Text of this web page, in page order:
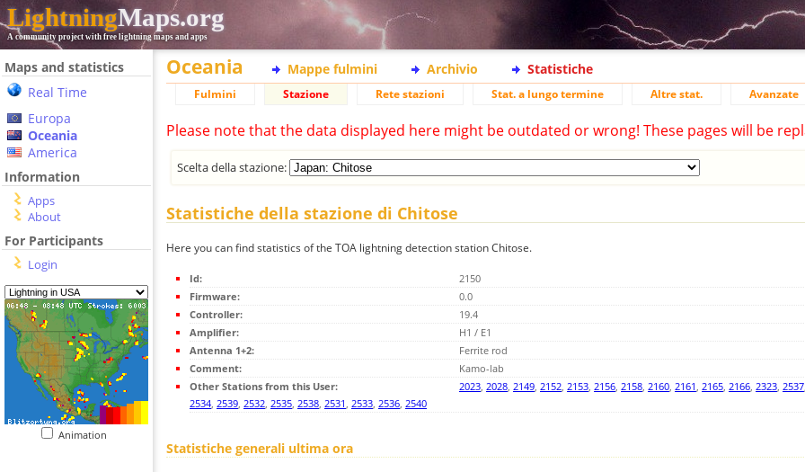
LightningMaps.org
A community project with free lightning maps and apps
Maps and statistics
Real Time
Europa
Oceania
America
Information
Apps
About
For Participants
Login
Animation
Oceania Mappe fulmini Archivio Statistiche
Fulmini Stazione Rete stazioni Stat. a lungo termine Altre stat. Avanzate
Please note that the data displayed here might be outdated or wrong! These pages will be
Scelta della stazione:
Statistiche della stazione di Chitose
Here you can find statistics of the TOA lightning detection station Chitose.
Id:
2150
Firmware:
0.0
Controller:
19.4
Amplifier:
H1 / E1
Antenna 1+2:
Ferrite rod
Comment:
Kamo-lab
Other Stations from this User:
2023, 2028, 2149, 2152, 2153, 2156, 2158, 2160, 2161, 2165, 2166, 2323, 2537,
2534, 2539, 2532, 2535, 2538, 2531, 2533, 2536, 2540
Statistiche generali ultima ora